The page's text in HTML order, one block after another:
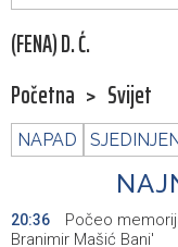
(FENA) D. Ć.
Početna > Svijet
NAPAD
20:36
Počeo
Branimir Mašić Bani'